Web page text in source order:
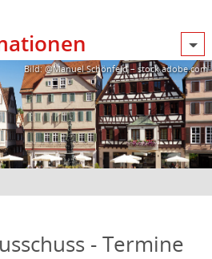
Bild: @Manuel Schönfeld – stock.adobe.com
- Termine